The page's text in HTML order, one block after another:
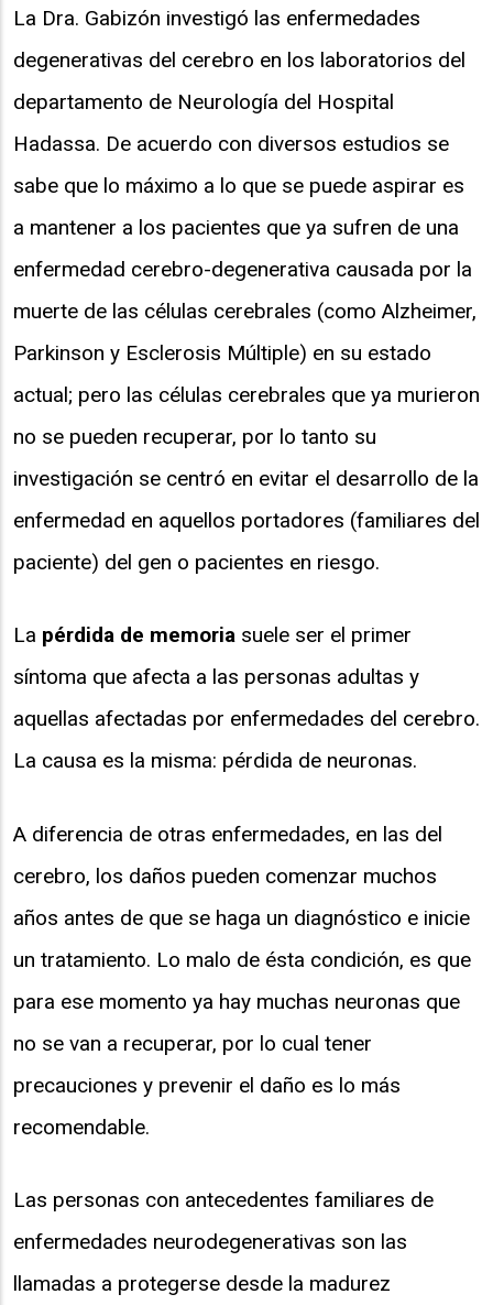
La Dra. Gabizón investigó las enfermedades
degenerativas del cerebro en los laboratorios del
departamento de Neurología del Hospital
Hadassa. De acuerdo con diversos estudios se
sabe que lo máximo a lo que se puede aspirar es
a mantener a los pacientes que ya sufren de una
enfermedad cerebro-degenerativa causada por la
muerte de las células cerebrales (como Alzheimer,
Parkinson y Esclerosis Múltiple) en su estado
actual; pero las células cerebrales que ya murieron
no se pueden recuperar, por lo tanto su
investigación se centró en evitar el desarrollo de la
enfermedad en aquellos portadores (familiares del
paciente) del gen o pacientes en riesgo.
La pérdida de memoria suele ser el primer
síntoma que afecta a las personas adultas y
aquellas afectadas por enfermedades del cerebro.
La causa es la misma: pérdida de neuronas.
A diferencia de otras enfermedades, en las del
cerebro, los daños pueden comenzar muchos
años antes de que se haga un diagnóstico e inicie
un tratamiento. Lo malo de ésta condición, es que
para ese momento ya hay muchas neuronas que
no se van a recuperar, por lo cual tener
precauciones y prevenir el daño es lo más
recomendable.
Las personas con antecedentes familiares de
enfermedades neurodegenerativas son las
llamadas a protegerse desde la madurez